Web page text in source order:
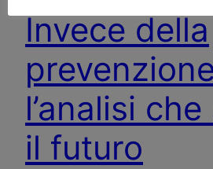
Invece della
l’analisi
il futuro